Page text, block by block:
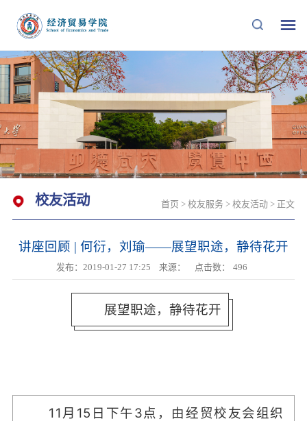
校友活动 首页 >校友服务 >校友活动 > 正文
讲座回顾 | 何衍，刘瑜——展望职途，静待花开
发布：2019-01-27 17:25 来源： 点击数： 496
展望职途，静待花开
11月15日下午3点，由经贸校友会组织